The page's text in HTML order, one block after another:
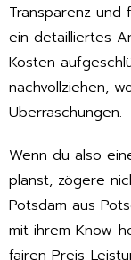
Transparenz und
ein detailliertes
Kosten
nachvollziehen,
Überraschungen.
Wenn du also
planst, zögere
Potsdam aus
mit ihrem Know-